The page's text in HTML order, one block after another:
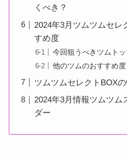
くべき？
2024年3月ツムツムセレ
すめ度
今回狙うべきツムト
他のツムのおすすめ度
ツムツムセレクトBOX
2024年3月情報ツムツム
ダー